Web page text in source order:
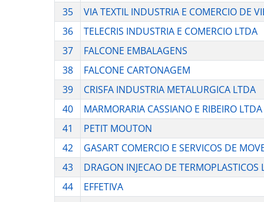
35
VIA TEXTIL INDUSTRIA E COMERCIO DE
36
TELECRIS INDUSTRIA E COMERCIO LTDA
37
FALCONE EMBALAGENS
38
FALCONE CARTONAGEM
39
CRISFA INDUSTRIA METALURGICA LTDA
40
MARMORARIA CASSIANO E RIBEIRO LTDA
41
PETIT MOUTON
42
GASART COMERCIO E SERVICOS DE
43
DRAGON INJECAO DE TERMOPLASTICOS
44
EFFETIVA